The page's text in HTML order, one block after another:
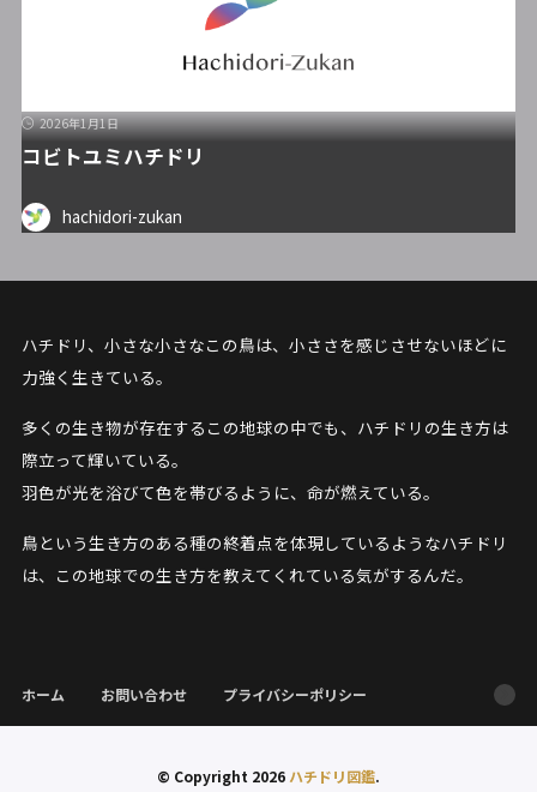
2026年1月1日
コビトユミハチドリ
hachidori-zukan
ハチドリ、小さな小さなこの鳥は、小ささを感じさせないほどに
力強く生きている。
多くの生き物が存在するこの地球の中でも、ハチドリの生き方は
際立って輝いている。
羽色が光を浴びて色を帯びるように、命が燃えている。
鳥という生き方のある種の終着点を体現しているようなハチドリ
は、この地球での生き方を教えてくれている気がするんだ。
ホーム お問い合わせ プライバシーポリシー
© Copyright 2026 ハチドリ図鑑.